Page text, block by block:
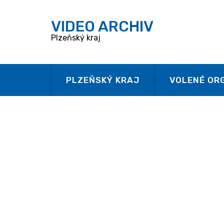
VIDEO ARCHIV
Plzeňský kraj
PLZEŇSKÝ KRAJ VOLENÉ